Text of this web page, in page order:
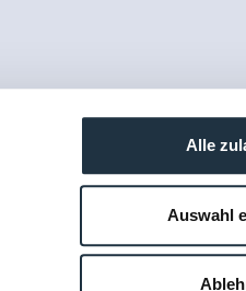
Alle
Auswahl